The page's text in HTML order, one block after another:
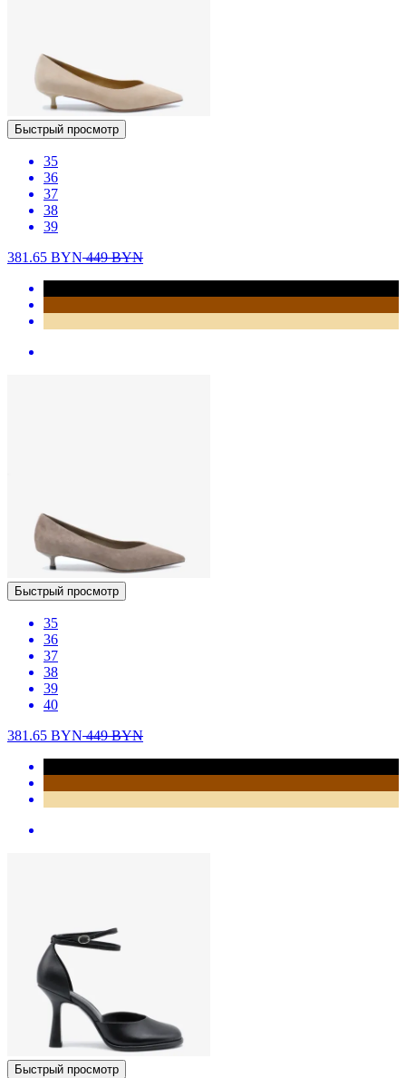
Быстрый просмотр
35
36
37
38
39
381.65 BYN449BYN
Быстрый просмотр
35
36
37
38
39
40
381.65 BYN449BYN
Быстрый просмотр